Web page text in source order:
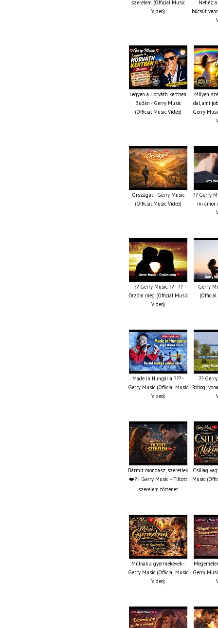
szerelem (Official Music
Video)
Nehéz
búcsút
Legyen a Horváth kertben
Budán - Gerry Music
(Official Music Video)
Milyen
dal, ami
Gerry
Országút - Gerry Music
(Official Music Video)
?? Gerry
mi amor
?? Gerry Music ?? - ??
Őrzöm még (Official Music
Video)
Gerry
(Official
Made in Hungária ??? -
Gerry Music (Official Music
Video)
??
Robogj
Bármit mondasz, szeretlek
❤️‍? | Gerry Music – Tiltott
szerelem történet
Csillag
Music
Múlnak a gyermekévek -
Gerry Music (Official Music
Video)
Gerry